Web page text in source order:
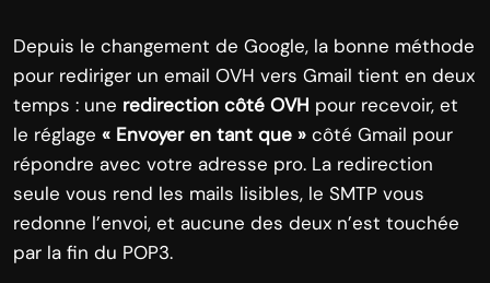
Depuis le changement de Google, la bonne méthode
pour rediriger un email OVH vers Gmail tient en deux
temps : une redirection côté OVH pour recevoir, et
le réglage « Envoyer en tant que » côté Gmail pour
répondre avec votre adresse pro. La redirection
seule vous rend les mails lisibles, le SMTP vous
redonne l’envoi, et aucune des deux n’est touchée
par la fin du POP3.